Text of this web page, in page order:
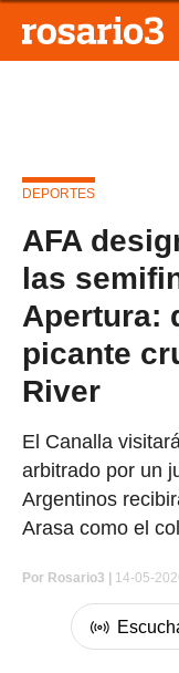
DEPORTES
AFA
las
Apertura:
picante
River
El Canalla
arbitrado por un
Argentinos
Arasa como el
Por Rosario3 | 14-05-